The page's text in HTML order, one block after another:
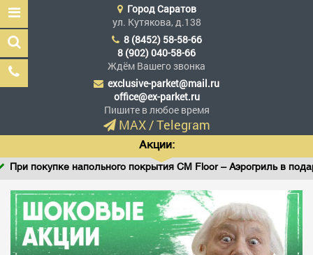
Эксклюзив Паркет
Мы сделали эксклюзив
доступным
ГЛАВНАЯ
ГородСаратов
ул. Кутякова, д.138
8 (8452) 58-58-66
8 (902) 040-58-66
Ждём Вашего звонка
exclusive-parket@mail.ru
office@ex-parket.ru
Пишите в любое время
MAX/Telegram
Акции:
покупке напольного покрытия CM Floor – Аэрогриль в